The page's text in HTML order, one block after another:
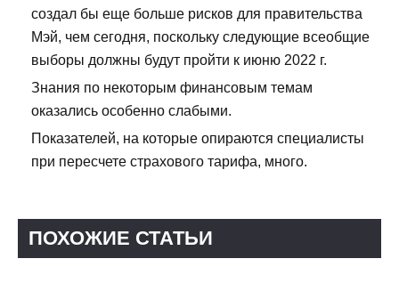
создал бы еще больше рисков для правительства
Мэй, чем сегодня, поскольку следующие всеобщие
выборы должны будут пройти к июню 2022 г.
Знания по некоторым финансовым темам
оказались особенно слабыми.
Показателей, на которые опираются специалисты
при пересчете страхового тарифа, много.
ПОХОЖИЕ СТАТЬИ